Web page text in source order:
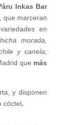
Inkas Bar
, que marceran
en
hicha morada,
y canela;
que más
y disponen
cóctel.